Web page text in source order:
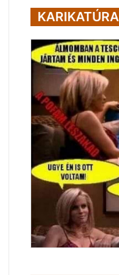
KARIKATÚRA